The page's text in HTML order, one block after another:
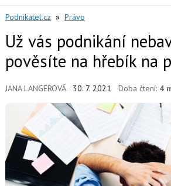
Podnikatel.cz » Právo
Už vás podnikání
pověsíte na hřebík na
JANA LANGEROVÁ 30. 7. 2021 Doba čtení: 4